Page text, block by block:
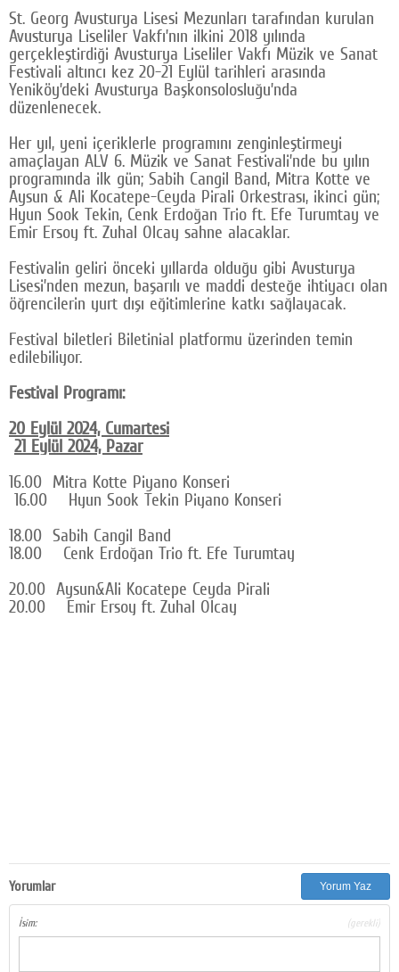
© 2026 TÜM HAKLARI SAKLIDIR
St. Georg Avusturya Lisesi Mezunları tarafından kurulan
Avusturya Liseliler Vakfı’nın ilkini 2018 yılında
gerçekleştirdiği Avusturya Liseliler Vakfı Müzik ve Sanat
Festivali altıncı kez 20-21 Eylül tarihleri arasında
Yeniköy’deki Avusturya Başkonsolosluğu’nda
düzenlenecek.
Her yıl, yeni içeriklerle programını zenginleştirmeyi
amaçlayan ALV 6. Müzik ve Sanat Festivali’nde bu yılın
programında ilk gün; Sabih Cangil Band, Mitra Kotte ve
Aysun & Ali Kocatepe-Ceyda Pirali Orkestrası, ikinci gün;
Hyun Sook Tekin, Cenk Erdoğan Trio ft. Efe Turumtay ve
Emir Ersoy ft. Zuhal Olcay sahne alacaklar.
Festivalin geliri önceki yıllarda olduğu gibi Avusturya
Lisesi’nden mezun, başarılı ve maddi desteğe ihtiyacı olan
öğrencilerin yurt dışı eğitimlerine katkı sağlayacak.
Festival biletleri Biletinial platformu üzerinden temin
edilebiliyor.
Festival Programı:
20 Eylül 2024, Cumartesi
21 Eylül 2024, Pazar
16.00 Mitra Kotte Piyano Konseri
16.00 Hyun Sook Tekin Piyano Konseri
18.00 Sabih Cangil Band
18.00 Cenk Erdoğan Trio ft. Efe Turumtay
20.00 Aysun&Ali Kocatepe Ceyda Pirali
20.00 Emir Ersoy ft. Zuhal Olcay
Yorumlar Yorum Yaz
İsim: (gerekli)